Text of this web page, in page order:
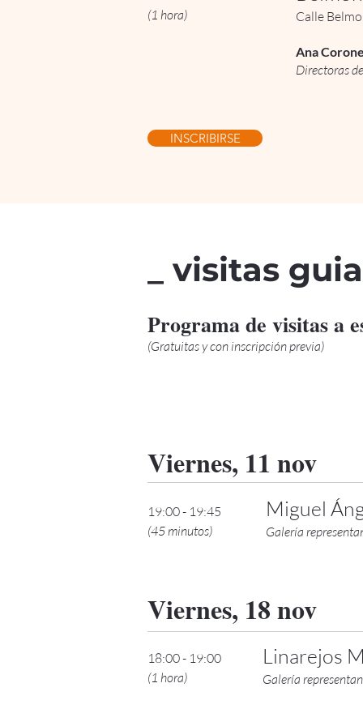
Calle
Ana
Directoras
(1 hora)
INSCRIBIRSE
_ visitas
Programa de visitas a
(Gratuitas y con inscripción previa)
Viernes, 11 nov
19:00 - 19:45
(45 minutos)
Miguel
Galería
​​​Linarejos
Galería
Viernes, 18 nov
18:00 - 19:00
(1 hora)